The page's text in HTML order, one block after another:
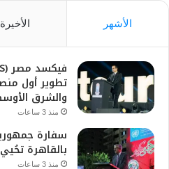
الأشهر الأخيرة
تطوير أول
والشرق
منذ 3 ساعات
سفارة
بالقاهرة
منذ 3 ساعات